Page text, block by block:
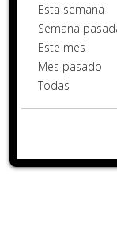
Esta semana
Semana
Este mes
Mes pasado
Todas